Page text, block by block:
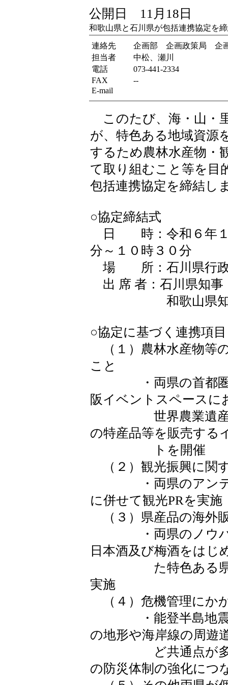
公開日 11月18日
和歌山県と石川県が包括連携協定を
連絡先
企画部 企画政策局 企
担当者
中松、瀬川
電話
073-441-2334
FAX
--
E-mail
このたび、海・山・
が、特色ある地域資源
するため農林水産物・
て取り組むこと等を目
包括連携協定を締結し
○協定締結式
日 時：令和６年１
分～１０時３０分
場 所：石川県行政
出 席 者：石川県
和歌山県知事
○協定に基づく連携項目
（１）農林水産物等
こと
・両県の首都圏ア
阪イベントスペースに
世界農業遺産認
の特産品等を販売する
トを開催
（２）観光振興に関
・両県のアンテナ
に併せて観光PRを実施
（３）県産品の海外
・両県のノウハウ
日本酒及び梅酒をはじ
た特色ある県産
実施
（４）危機管理にか
・能登半島地震の
の地形や海岸線の周遊
ど共通点が多い
の防災体制の強化につ